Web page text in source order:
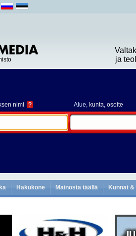
ja
nimi ? Alue, kunta, osoite
Hakukone Mainosta täällä Kunnat